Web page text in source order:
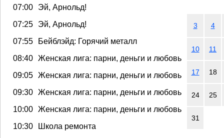
07:00
Эй, Арнольд!
07:25
Эй, Арнольд!
07:55
Бейблэйд: Горячий металл
08:40 Женская лига: парни, деньги и любовь
09:05 Женская лига: парни, деньги и любовь
09:30 Женская лига: парни, деньги и любовь
10:00 Женская лига: парни, деньги и любовь
10:30
Школа ремонта
3 4
10 11
17 18
24 25
31